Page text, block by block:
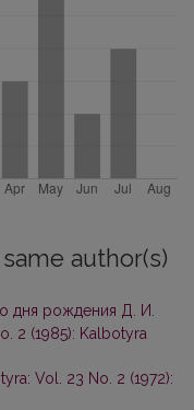
author(s)
дня рождения Д. И.
2 (1985): Kalbotyra
Vol. 23 No. 2 (1972):